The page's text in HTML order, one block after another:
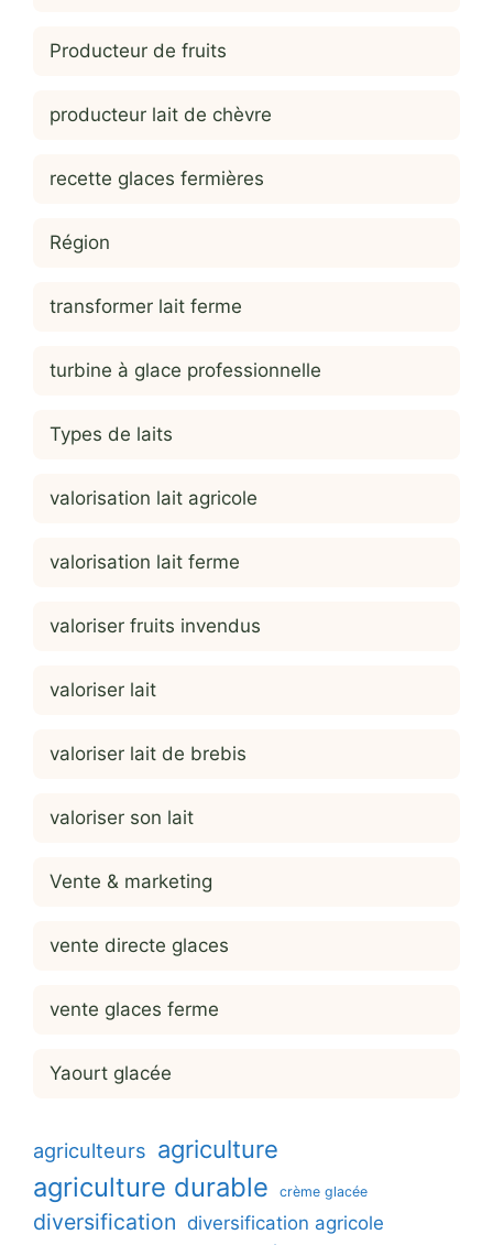
Producteur de fruits
producteur lait de chèvre
recette glaces fermières
Région
transformer lait ferme
turbine à glace professionnelle
Types de laits
valorisation lait agricole
valorisation lait ferme
valoriser fruits invendus
valoriser lait
valoriser lait de brebis
valoriser son lait
Vente & marketing
vente directe glaces
vente glaces ferme
Yaourt glacée
agriculteurs agriculture
agriculture durable crème glacée
diversification diversification agricole